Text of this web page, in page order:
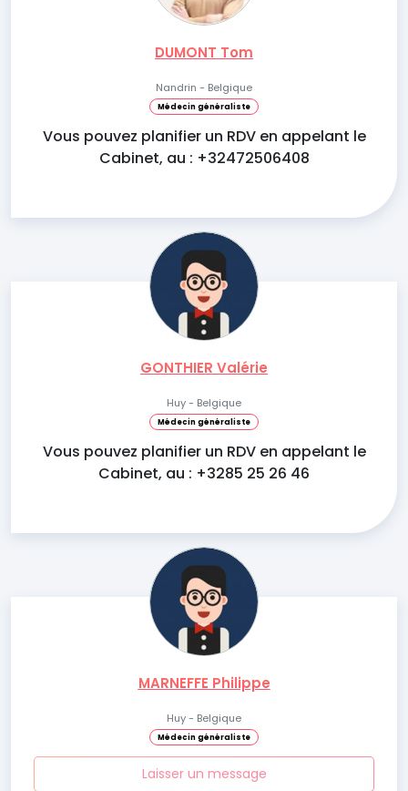
DUMONT Tom
Nandrin - Belgique
Médecin généraliste
Vous pouvez planifier un RDV en appelant le
Cabinet, au : +32472506408
GONTHIER Valérie
Huy - Belgique
Médecin généraliste
Vous pouvez planifier un RDV en appelant le
Cabinet, au : +3285 25 26 46
MARNEFFE Philippe
Huy - Belgique
Médecin généraliste
Laisser un message